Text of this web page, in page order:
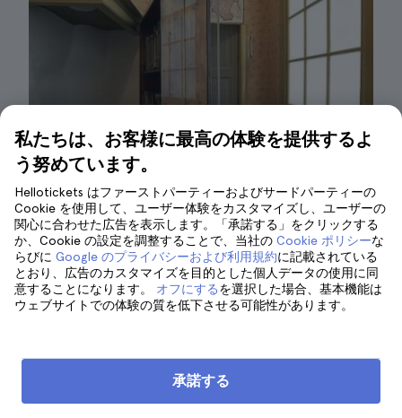
アンネの隠れ家| ©Dennis Jarvis
アムステルダムのアンネ・フランクの家は、ご
存知のように、アンネ・フランクが発見される
す。彼女の悲劇的な物語に深く浸れるよう、そ
の空間が再現されています。以下に、この博物
館で見逃せないポイントをまとめました：
私たちは、お客様に最高の体験を提供するよ
う努めています。
Hellotickets はファーストパーティーおよびサードパーティーの
Cookie を使用して、ユーザー体験をカスタマイズし、ユーザーの
関心に合わせた広告を表示します。「承諾する」をクリックする
か、Cookie の設定を調整することで、当社の Cookie ポリシーな
らびに Google のプライバシーおよび利用規約に記載されている
とおり、広告のカスタマイズを目的とした個人データの使用に同
意することになります。 オフにするを選択した場合、基本機能は
ウェブサイトでの体験の質を低下させる可能性があります。
承諾する